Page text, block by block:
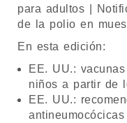
para adultos |
de la polio en
En esta edición:
EE. UU.:
niños a partir de
EE. UU.: